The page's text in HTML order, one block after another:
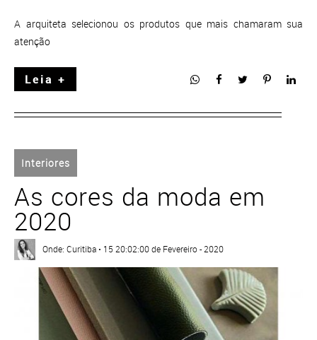
A arquiteta selecionou os produtos que mais chamaram sua
atenção
Leia +
Interiores
As cores da moda em
2020
Onde: Curitiba • 15 20:02:00 de Fevereiro - 2020